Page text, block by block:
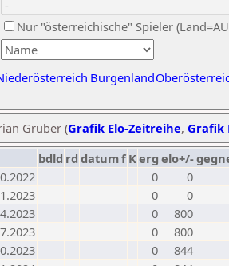
Nur "österreichische" Spieler
Burgenland
Gruber (Grafik Elo-Zeitreihe, Grafik
bdld rd datumf Kerg elo+/-
0
0
0
0
0
800
0
800
0
844